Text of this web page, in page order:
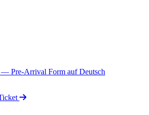
— Pre-Arrival Form auf Deutsch